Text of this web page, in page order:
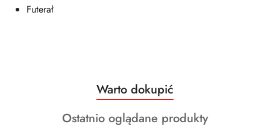
Futerał
Pomiń karuzelę produktów
Produkty
o
statusie:
Warto dokupić
Produkty
Ostatnio oglądane produkty